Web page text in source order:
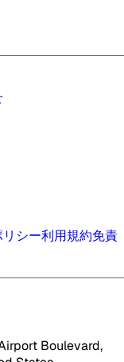
シー利用規約免責
Boulevard,